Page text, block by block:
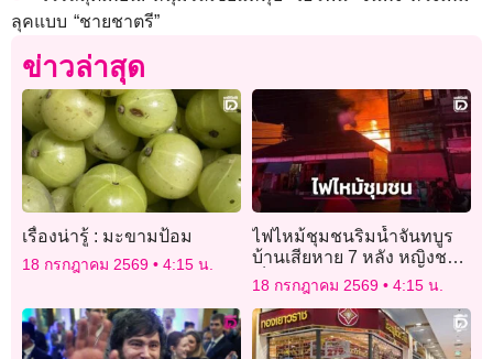
ลุคแบบ “ชายชาตรี”
ข่าวล่าสุด
เรื่องน่ารู้ : มะขามป้อม
18 กรกฎาคม 2569 4:15 น.
ไฟไหม้ชุมชนริมน้ำจันทบูร
บ้านเสียหาย 7 หลัง หญิงชรา
เจ็บ 1 ราย ไม่พบผู้เสียชีวิต
18 กรกฎาคม 2569 4:15 น.